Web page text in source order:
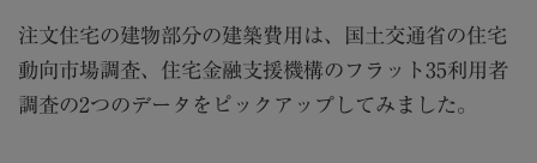
注文住宅の建物部分の建築費用は、国土交通省の住宅
動向市場調査、住宅金融支援機構のフラット35利用者
調査の2つのデータをピックアップしてみました。